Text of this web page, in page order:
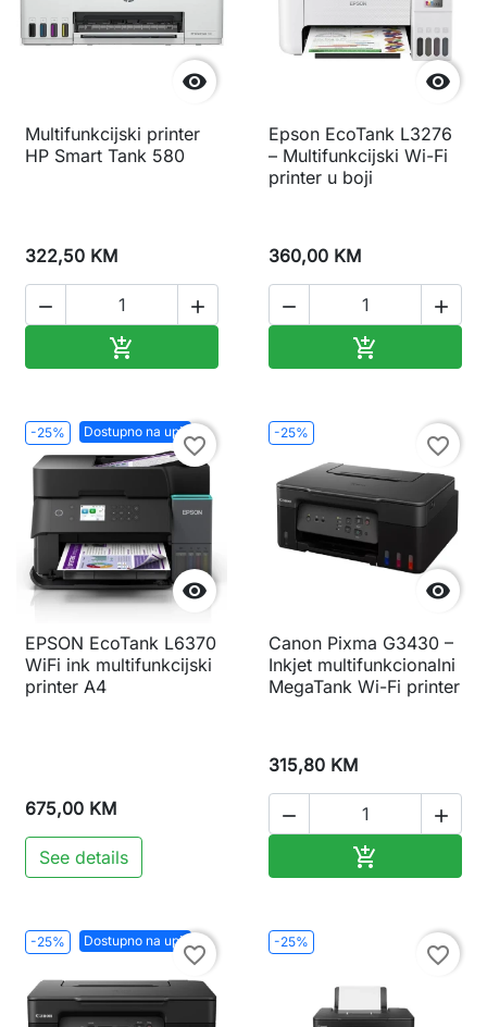

Multifunkcijski printer
HP Smart Tank 580
322,50 KM
 


Epson EcoTank L3276
– Multifunkcijski Wi-Fi
printer u boji
360,00 KM
 

-25% Dostupno na upit

favorite_border
EPSON EcoTank L6370
WiFi ink multifunkcijski
printer A4
675,00 KM
See details
-25%

favorite_border
Canon Pixma G3430 –
Inkjet multifunkcionalni
MegaTank Wi-Fi printer
315,80 KM
 

-25% Dostupno na upit
favorite_border
-25%
favorite_border